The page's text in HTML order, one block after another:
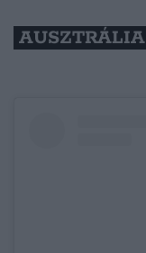
AUSZTRÁLIA